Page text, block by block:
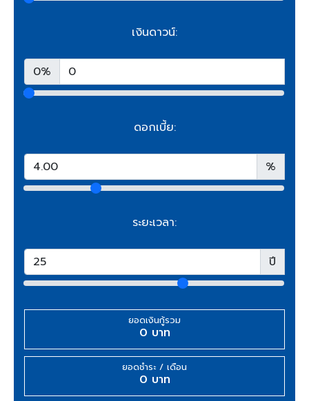
เงินดาวน์:
0%
ดอกเบี้ย:
%
ระยะเวลา:
ปี
ยอดเงินกู้รวม
0 บาท
ยอดชำระ / เดือน
0 บาท